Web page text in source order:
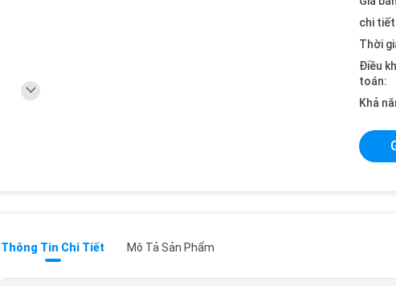
chi
Thời
Điều
toán:
Khả
Thông Tin Chi Tiết Mô Tả Sản Phẩm